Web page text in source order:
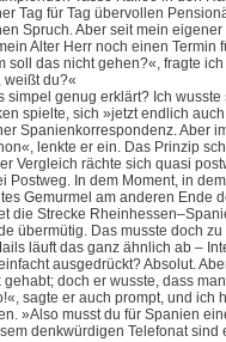
Tag für Tag übervollen
Spruch. Aber seit mein
Alter Herr noch einen Termin
soll das nicht gehen?«, fragte
weißt du?«
simpel genug erklärt? Ich
spielte, sich »jetzt endlich
Spanienkorrespondenz. Aber
lenkte er ein. Das Prinzip
Vergleich rächte sich quasi
Postweg. In dem Moment, in
Gemurmel am anderen Ende
die Strecke
übermütig. Das musste doch
läuft das ganz ähnlich ab –
ausgedrückt? Absolut.
gehabt; doch er wusste, dass
sagte er auch prompt, und ich
»Also musst du für Spanien
denkwürdigen Telefonat